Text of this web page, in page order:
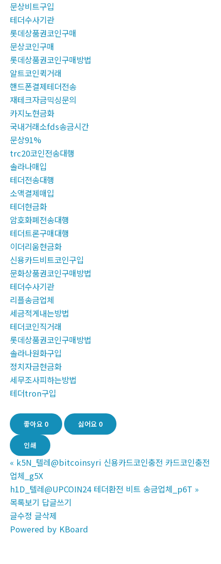
문상비트구입
테더수사기관
롯데상품권코인구매
문상코인구매
롯데상품권코인구매방법
알트코인퀵거래
핸드폰결제테더전송
재테크자금믹싱문의
카지노현금화
국내거래소fds송금시간
문상91%
trc20코인전송대행
솔라나매입
테더전송대행
소액결제매입
테더현금화
암호화폐전송대행
테더트론구매대행
이더리움현금화
신용카드비트코인구입
문화상품권코인구매방법
테더수사기관
리플송금업체
세금적게내는방법
테더코인직거래
롯데상품권코인구매방법
솔라나원화구입
정치자금현금화
세무조사피하는방법
테더tron구입
좋아요 0 싫어요 0
인쇄
« k5N_텔레@bitcoinsyri 신용카드코인충전 카드코인충전
업체_g5X
h1D_텔레@UPCOIN24 테더환전 비트 송금업체_p6T »
목록보기 답글쓰기
글수정 글삭제
Powered by KBoard